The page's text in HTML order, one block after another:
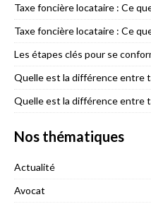
Taxe foncière locataire : Ce
Taxe foncière locataire : Ce
Les étapes clés pour se
Quelle est la différence entre
Quelle est la différence entre
Nos thématiques
Actualité
Avocat